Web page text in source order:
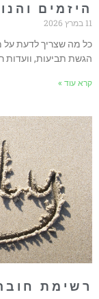
מה שצריך לדעת על
תביעות, וועדות
עוד »
חובה: